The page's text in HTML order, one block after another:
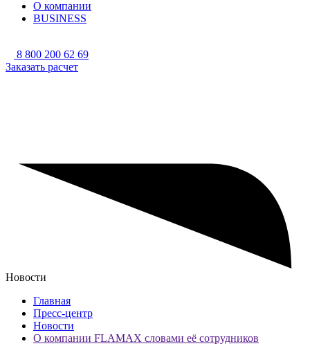
О компании
BUSINESS
8 800 200 62 69
Заказать расчет
Новости
Главная
Пресс-центр
Новости
О компании FLAMAX словами её сотрудников